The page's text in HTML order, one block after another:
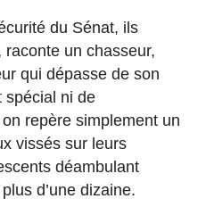
du Sénat, ils
un chasseur,
qui dépasse de son
spécial ni de
repère simplement un
vissés sur leurs
déambulant
d’une dizaine.